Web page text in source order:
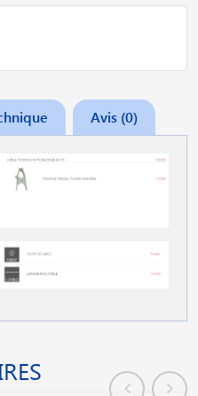
Avis (0)